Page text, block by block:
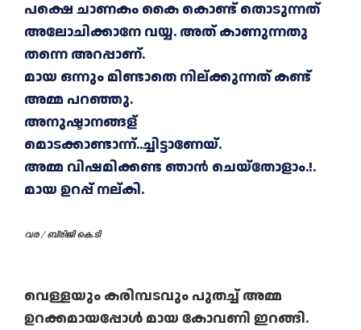
പക്ഷെ ചാണകം കൈ കൊണ്ട് തൊടുന്നത്
അലോചിക്കാനേ വയ്യ. അത് കാണുന്നതു
തന്നെ അറപ്പാണ്.
മായ ഒന്നും മിണ്ടാതെ നില്ക്കുന്നത് കണ്ട്
അമ്മ പറഞ്ഞു.
അനുഷ്ടാനങ്ങള്
മൊടക്കാണ്ടാന്ന്..ച്ചിട്ടാണേയ്.
അമ്മ വിഷമിക്കണ്ട ഞാൻ ചെയ്തോളാം.!.
മായ ഉറപ്പ് നല്കി.
വര / ബ്രിജി കെ.ടി
വെള്ളയും കരിമ്പടവും പുതച്ച് അമ്മ
ഉറക്കമായപ്പോൾ മായ കോവണി ഇറങ്ങി.